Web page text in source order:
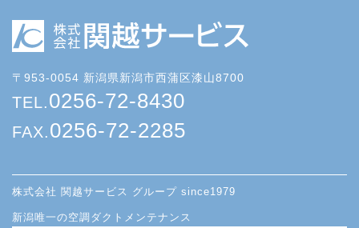
〒953-0054 新潟県新潟市西蒲区漆山8700
TEL.0256-72-8430
FAX.0256-72-2285
株式会社 関越サービス グループ since1979
新潟唯一の空調ダクトメンテナンス